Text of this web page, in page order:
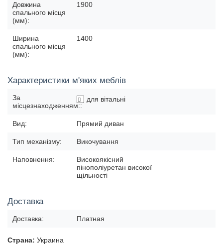
Довжина
спального місця
(мм):
1900
Ширина
спального місця
(мм):
1400
Характеристики м'яких меблів
За
місцезнаходженням::
для вітальні
Вид: Прямий диван
Тип механізму: Викочування
Наповнення:
Високоякісний
пінополіуретан високої
щільності
Доставка
Доставка: Платная
Страна: Украина